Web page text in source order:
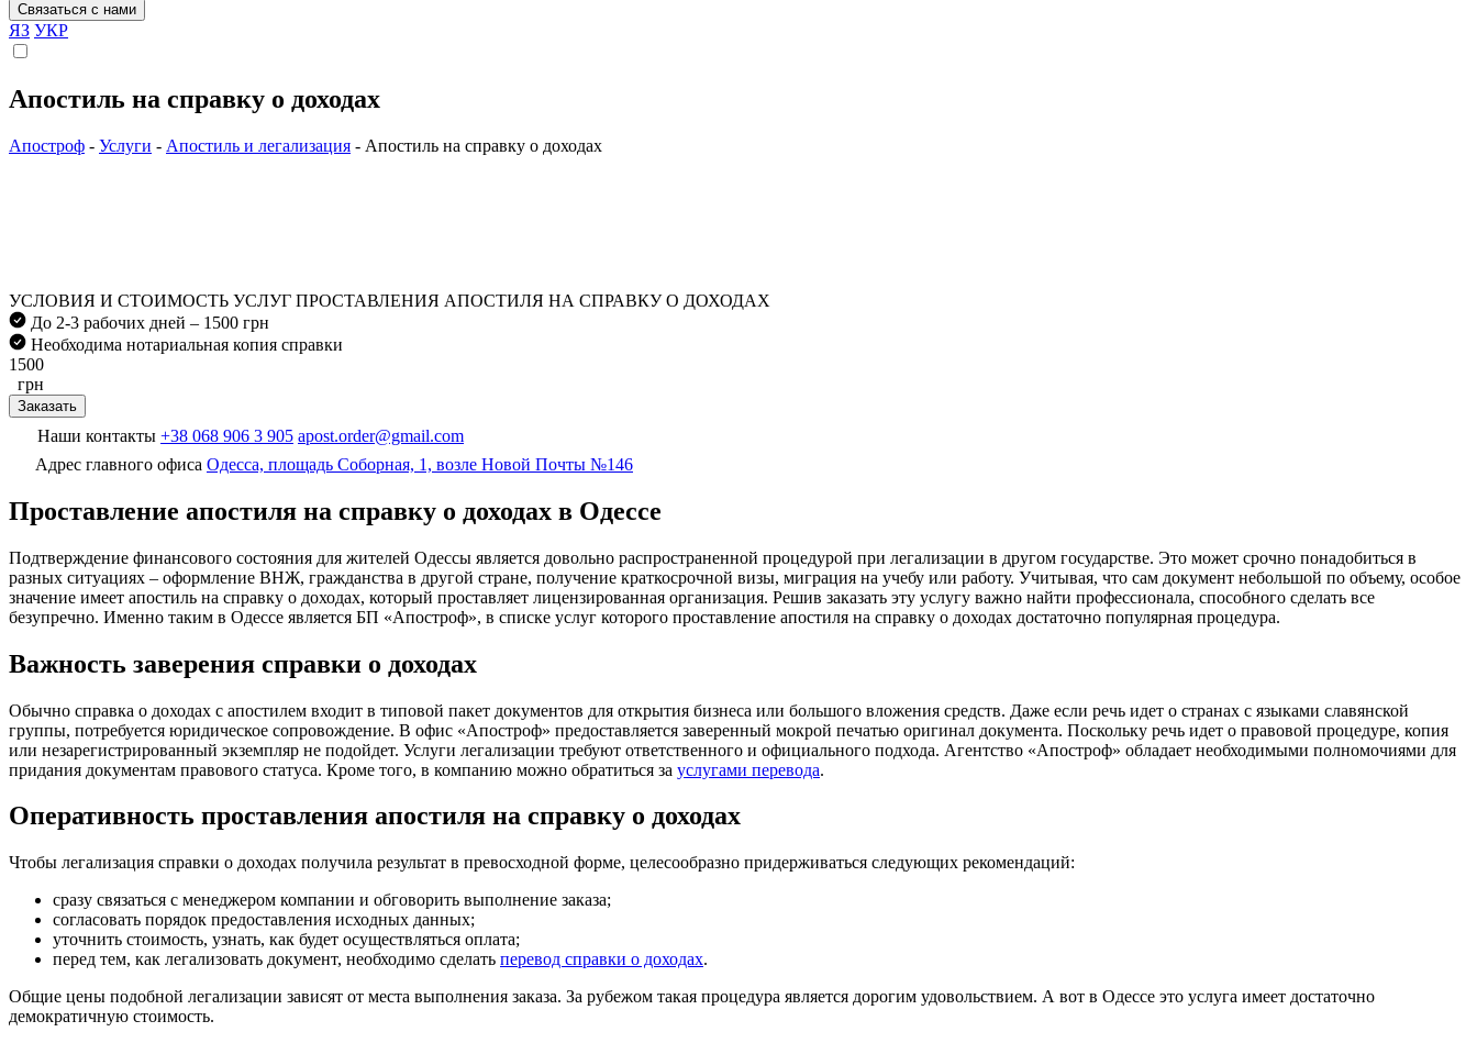
Связаться с нами
ЯЗ УКР
Апостиль на справку о доходах
Апостроф - Услуги - Апостиль и легализация - Апостиль на справку о доходах
УСЛОВИЯ И СТОИМОСТЬ УСЛУГ ПРОСТАВЛЕНИЯ АПОСТИЛЯ НА СПРАВКУ О ДОХОДАХ
До 2-3 рабочих дней – 1500 грн
Необходима нотариальная копия справки
1500
грн
Заказать
Наши контакты +38 068 906 3 905 apost.order@gmail.com
Адрес главного офиса Одесса, площадь Соборная, 1, возле Новой Почты №146
Проставление апостиля на справку о доходах в Одессе
Подтверждение финансового состояния для жителей Одессы является довольно распространенной процедурой при легализации в другом государстве. Это может срочно понадобиться в
разных ситуациях – оформление ВНЖ, гражданства в другой стране, получение краткосрочной визы, миграция на учебу или работу. Учитывая, что сам документ небольшой по объему, особое
значение имеет апостиль на справку о доходах, который проставляет лицензированная организация. Решив заказать эту услугу важно найти профессионала, способного сделать все
безупречно. Именно таким в Одессе является БП «Апостроф», в списке услуг которого проставление апостиля на справку о доходах достаточно популярная процедура.
Важность заверения справки о доходах
Обычно справка о доходах с апостилем входит в типовой пакет документов для открытия бизнеса или большого вложения средств. Даже если речь идет о странах с языками славянской
группы, потребуется юридическое сопровождение. В офис «Апостроф» предоставляется заверенный мокрой печатью оригинал документа. Поскольку речь идет о правовой процедуре, копия
или незарегистрированный экземпляр не подойдет. Услуги легализации требуют ответственного и официального подхода. Агентство «Апостроф» обладает необходимыми полномочиями для
придания документам правового статуса. Кроме того, в компанию можно обратиться за услугами перевода.
Оперативность проставления апостиля на справку о доходах
Чтобы легализация справки о доходах получила результат в превосходной форме, целесообразно придерживаться следующих рекомендаций:
сразу связаться с менеджером компании и обговорить выполнение заказа;
согласовать порядок предоставления исходных данных;
уточнить стоимость, узнать, как будет осуществляться оплата;
перед тем, как легализовать документ, необходимо сделать перевод справки о доходах.
Общие цены подобной легализации зависят от места выполнения заказа. За рубежом такая процедура является дорогим удовольствием. А вот в Одессе это услуга имеет достаточно
демократичную стоимость.